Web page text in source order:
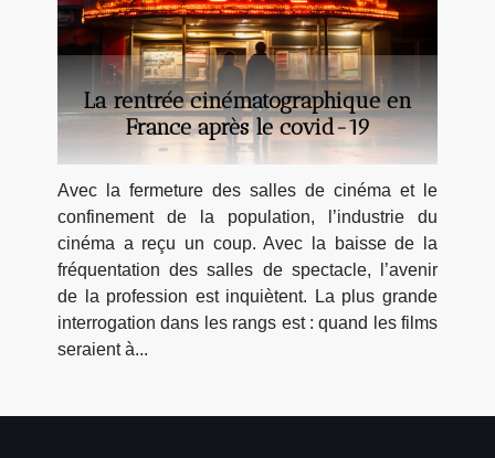
La rentrée cinématographique en
France après le covid-19
Avec la fermeture des salles de cinéma et le
confinement de la population, l’industrie du
cinéma a reçu un coup. Avec la baisse de la
fréquentation des salles de spectacle, l’avenir
de la profession est inquiètent. La plus grande
interrogation dans les rangs est : quand les films
seraient à...